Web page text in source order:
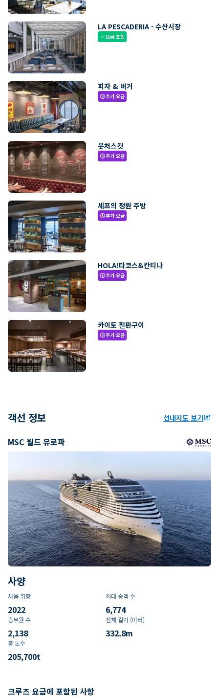
LA PESCADERIA - 수산시장
check요금 포함
피자 & 버거
paid추가 요금
붓처스컷
paid추가 요금
셰프의 정원 주방
paid추가 요금
HOLA!타코스&칸티나
paid추가 요금
카이토 철판구이
paid추가 요금
객선 정보 선내지도 보기ungroup
MSC 월드 유로파
사양
처음 취항
2022
최대 승객 수
6,774
승무원 수
2,138
전체 길이 (미터)
332.8m
총 톤수
205,700t
크루즈 요금에 포함된 사항